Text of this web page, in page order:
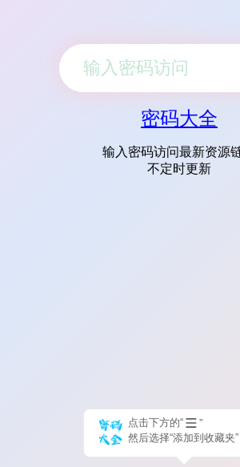
密码大全
输入密码访问最新资源
不定时更新
点击下方的“
”
然后选择“添加到收藏夹”